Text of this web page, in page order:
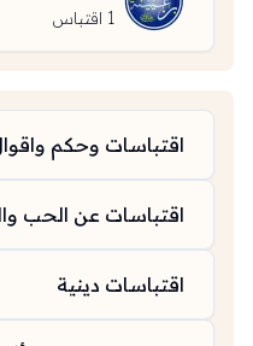
اقتباسات وحكم
اقتباسات عن الحب
اقتباسات دينية
1 اقتباس